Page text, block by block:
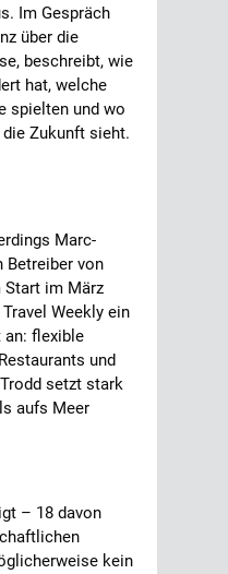
Im Gespräch
über die
beschreibt, wie
hat, welche
spielten und wo
Zukunft sieht.
Marc-
Betreiber von
Start im März
Weekly ein
an: flexible
und
setzt stark
aufs Meer
– 18 davon
kein